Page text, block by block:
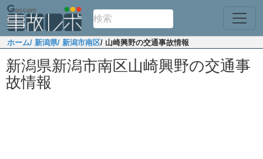
ホーム/ 新潟県/ 新潟市南区/ 山崎興野の交通事故情報
新潟県新潟市南区山崎興野の交通事
故情報